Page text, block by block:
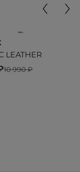
LEATHER
10 990 ₽